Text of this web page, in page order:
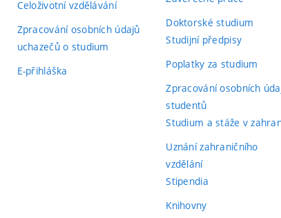
Celoživotní vzdělávání
Zpracování osobních údajů
uchazečů o studium
E-přihláška
Doktorské studium
Studijní předpisy
Poplatky za studium
Zpracování osobních
studentů
Studium a stáže v
Uznání zahraničního
vzdělání
Stipendia
Knihovny(externí